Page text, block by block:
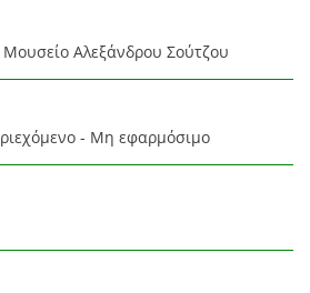
Αλεξάνδρου Σούτζου
- Μη εφαρμόσιμο